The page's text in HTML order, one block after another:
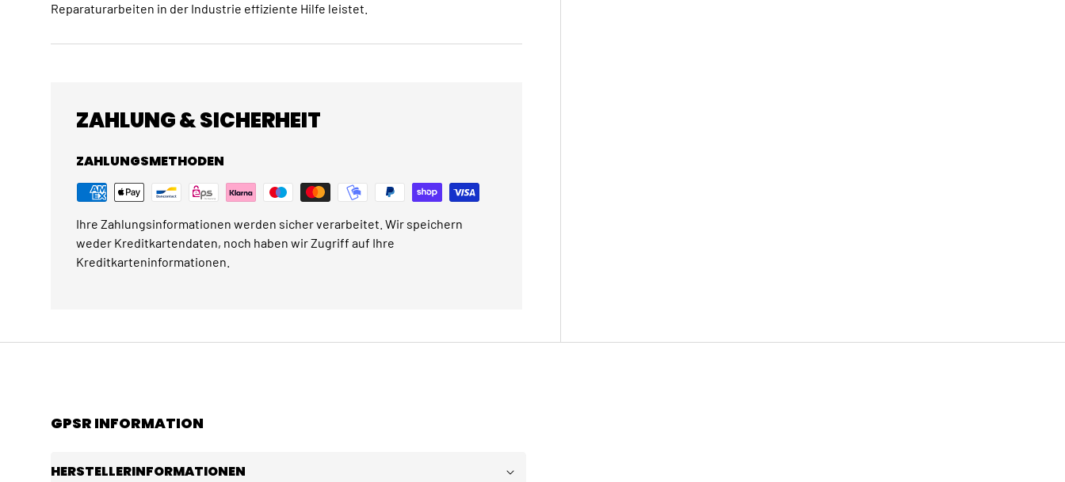
Reparaturarbeiten in der Industrie effiziente Hilfe leistet.
ZAHLUNG & SICHERHEIT
ZAHLUNGSMETHODEN
Ihre Zahlungsinformationen werden sicher verarbeitet. Wir speichern
weder Kreditkartendaten, noch haben wir Zugriff auf Ihre
Kreditkarteninformationen.
GPSR INFORMATION
HERSTELLERINFORMATIONEN